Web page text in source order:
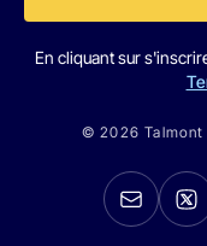
En cliquant sur
© 2026 Talmont